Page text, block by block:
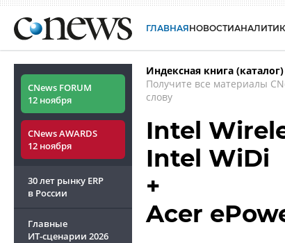
ГЛАВНАЯНОВОСТИ
CNews FORUM
12 ноября
CNews AWARDS
12 ноября
30 лет рынку ERP
в России
Главные
ИТ-сценарии 2026
Индексная книга
Получите все материалы
слову
Intel
Intel WiDi
+
Acer